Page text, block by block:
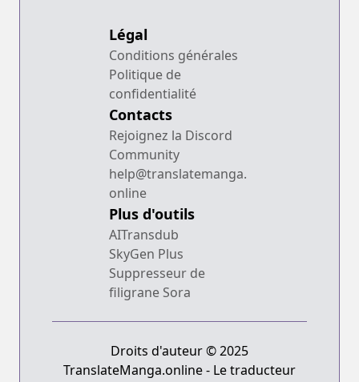
Légal
Conditions générales
Politique de
confidentialité
Contacts
Rejoignez la Discord
Community
help@translatemanga.
online
Plus d'outils
AITransdub
SkyGen Plus
Suppresseur de
filigrane Sora
Droits d'auteur © 2025
TranslateManga.online - Le traducteur